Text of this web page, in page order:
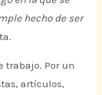
hecho de ser
trabajo. Por un
artículos,